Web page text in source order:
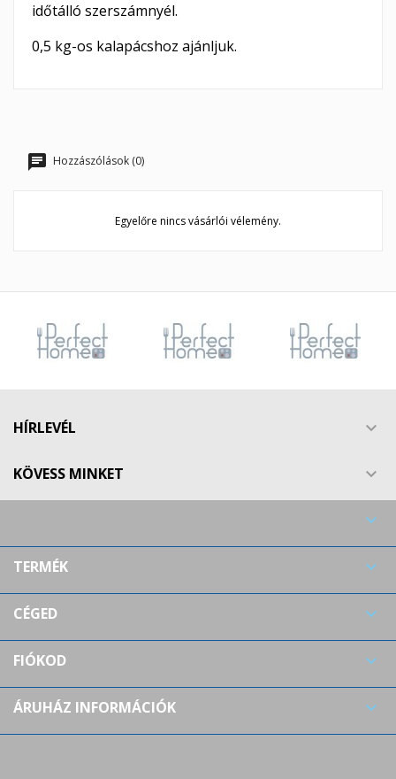
időtálló szerszámnyél.
0,5 kg-os kalapácshoz ajánljuk.
Hozzászólások (0)
Egyelőre nincs vásárlói vélemény.
HÍRLEVÉL 
KÖVESS MINKET 

TERMÉK 
CÉGED 
FIÓKOD 
ÁRUHÁZ INFORMÁCIÓK 